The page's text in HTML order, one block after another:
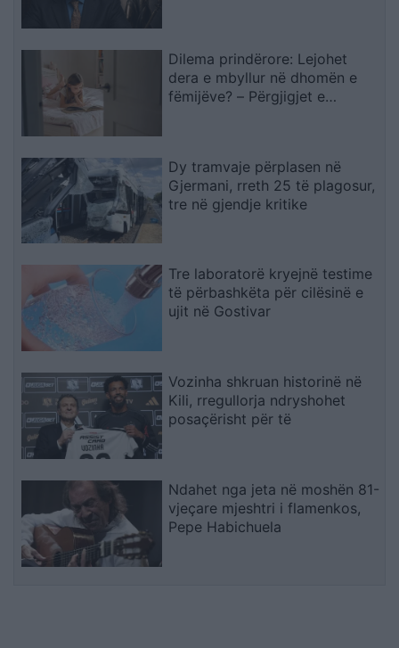
Dilema prindërore: Lejohet
dera e mbyllur në dhomën e
fëmijëve? – Përgjigjet e
Dy tramvaje përplasen në
Gjermani, rreth 25 të plagosur,
tre në gjendje kritike
Tre laboratorë kryejnë testime
të përbashkëta për cilësinë e
ujit në Gostivar
Vozinha shkruan historinë në
Kili, rregullorja ndryshohet
posaçërisht për të
Ndahet nga jeta në moshën 81-
vjeçare mjeshtri i flamenkos,
Pepe Habichuela